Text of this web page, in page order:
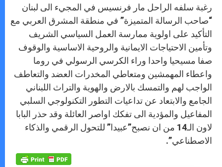
رغبة سلفه الراحل مار فرنسيس في المجيء الى لبنان
“صاحب الرسالة المتميزة” في منطقة المشرق العربي مع
التأكيد على اولوية ممارسة العمل السياسي الشريف
وتأمين الاحتياجات الايمانية والروحية الاساسية والوقوف
صفا مسيحيا واحدا وراء الكرسي الرسولي في روما
واعطاء المهمشين ومتعاطي المخدرات العضد والتعاطف
الواجب لهم والتمسك بالارض والهوية والتراث اللبناني
الجامع والابتعاد عن تداعيات التطور التكنولوجي السلبي
المفاعيل والمؤدية الى تفكك اواصر العائلة وقد حذر البابا
لاون الـ14 من ان نصبح”عبيدا” للتحول الرقمي والذكاء
الاصطناعي”.